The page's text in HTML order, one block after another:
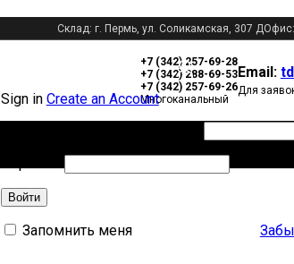
Склад: г. Пермь, ул. Соликамская, 307 Д
+7 (342) 257-69-28
+7 (342) 288-69-53
+7 (342) 257-69-26
Многоканальный
Email:
Для
Sign in Create an Account
Войти
Запомнить меня